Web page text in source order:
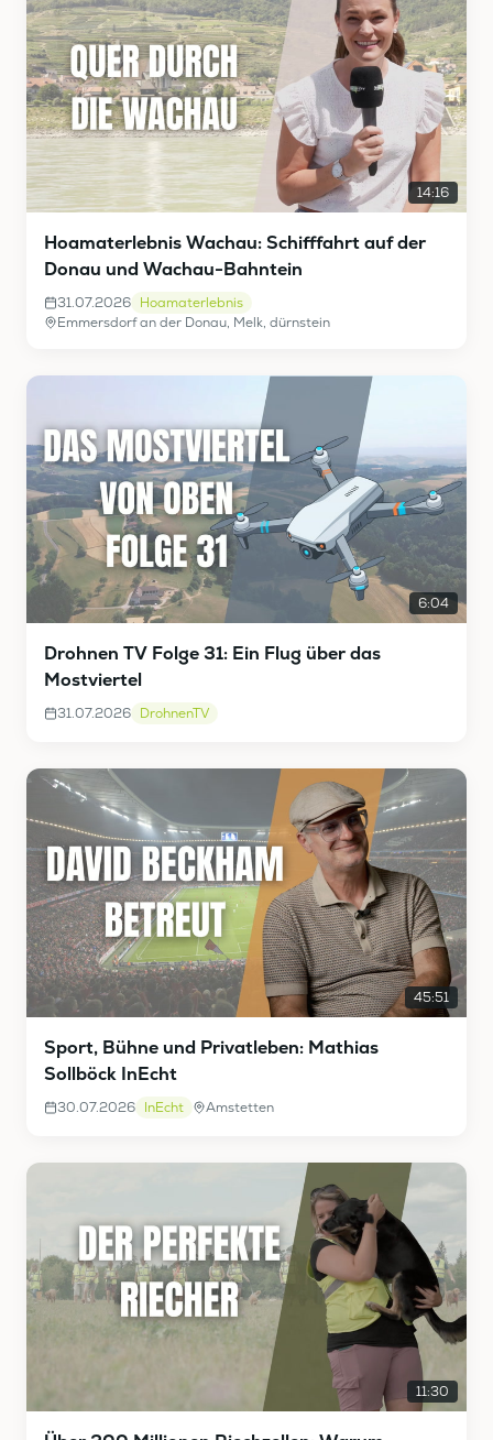
14:16
Hoamaterlebnis Wachau: Schifffahrt auf der
Donau und Wachau-Bahntein
31.07.2026 Hoamaterlebnis
Emmersdorf an der Donau, Melk, dürnstein
6:04
Drohnen TV Folge 31: Ein Flug über das
Mostviertel
31.07.2026 DrohnenTV
45:51
Sport, Bühne und Privatleben: Mathias
Sollböck InEcht
30.07.2026 InEcht Amstetten
11:30